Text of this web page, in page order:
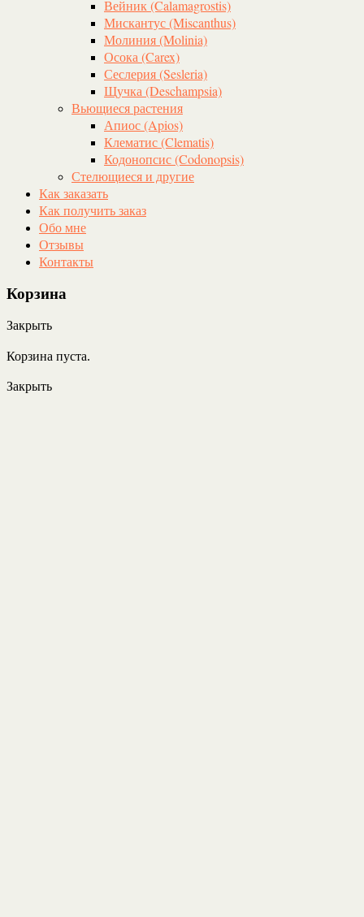
Вейник (Calamagrostis)
Мискантус (Miscanthus)
Молиния (Molinia)
Осока (Carex)
Сеслерия (Sesleria)
Щучка (Deschampsia)
Вьющиеся растения
Апиос (Apios)
Клематис (Clematis)
Кодонопсис (Codonopsis)
Стелющиеся и другие
Как заказать
Как получить заказ
Обо мне
Отзывы
Контакты
Корзина
Закрыть
Корзина пуста.
Закрыть